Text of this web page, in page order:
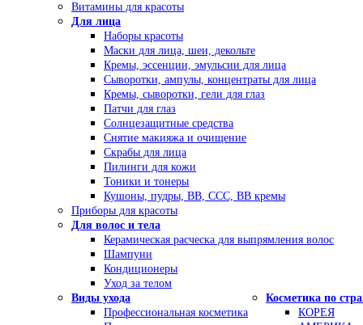
Витамины для красоты
Для лица
Наборы красоты
Маски для лица, шеи, декольте
Кремы, эссенции, эмульсии для лица
Сыворотки, ампулы, концентраты для лица
Кремы, сыворотки, гели для глаз
Патчи для глаз
Солнцезащитные средства
Снятие макияжа и очищение
Скрабы для лица
Пилинги для кожи
Тоники и тонеры
Кушоны, пудры, ВВ, ССС, ВВ кремы
Приборы для красоты
Для волос и тела
Керамическая расческа для выпрямления волос
Шампуни
Кондиционеры
Уход за телом
Виды ухода
Профессиональная косметика
Косметика по
КОРЕЯ